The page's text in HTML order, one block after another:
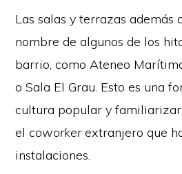
Las salas y terrazas además
nombre de algunos de los
barrio, como Ateneo
o Sala El Grau. Esto es una
cultura popular y
el coworkerextranjero que
instalaciones.